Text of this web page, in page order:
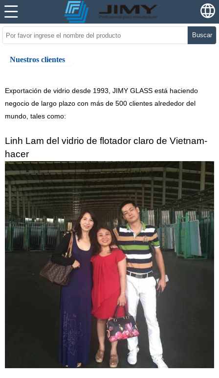
Buscar
Nuestros clientes
Exportación de vidrio desde 1993, JIMY GLASS está haciendo
negocio de largo plazo con más de 500 clientes alrededor del
mundo, tales como:
Linh Lam del vidrio de flotador claro de Vietnam-
hacer